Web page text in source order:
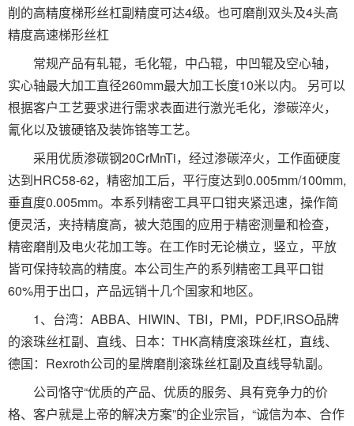
削的高精度梯形丝杠副精度可达4级。也可磨削双头及4头高
精度高速梯形丝杠
常规产品有轧辊，毛化辊，中凸辊，中凹辊及空心轴，
实心轴最大加工直径260mm最大加工长度10米以内。 另可以
根据客户工艺要求进行需求表面进行激光毛化，渗碳淬火，
氰化以及镀硬铬及装饰铬等工艺。
采用优质渗碳钢20CrMnTi，经过渗碳淬火，工作面硬度
达到HRC58-62，精密加工后，平行度达到0.005mm/100mm,
垂直度0.005mm。本系列精密工具平口钳夹紧迅速，操作简
便灵活，夹持精度高，被大范围的应用于精密测量和检查，
精密磨削及电火花加工等。在工作时无论横立，竖立，平放
皆可保持较高的精度。本公司生产的系列精密工具平口钳
60%用于出口，产品远销十几个国家和地区。
1、台湾：ABBA、HIWIN、TBI，PMI，PDF,IRSO品牌
的滚珠丝杠副、直线、日本：THK高精度滚珠丝杠，直线、
德国：Rexroth公司的星牌磨削滚珠丝杠副及直线导轨副。
公司恪守“优质的产品、优质的服务、具有竞争力的价
格、客户就是上帝的解决方案”的企业宗旨，“诚信为本、合作